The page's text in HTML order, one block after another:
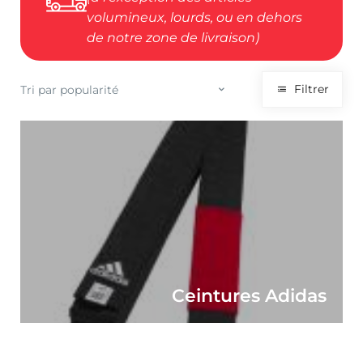
volumineux, lourds, ou en dehors
de notre zone de livraison)
Filtrer
Ceintures Adidas